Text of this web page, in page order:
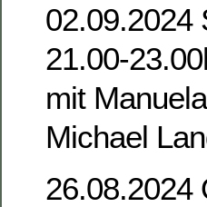
02.09.2024
21.00-
mit
Michael
26.08.2024